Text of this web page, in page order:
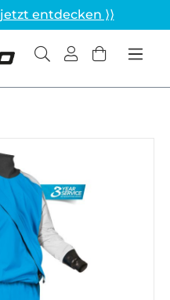
jetzt entdecken ⟩⟩